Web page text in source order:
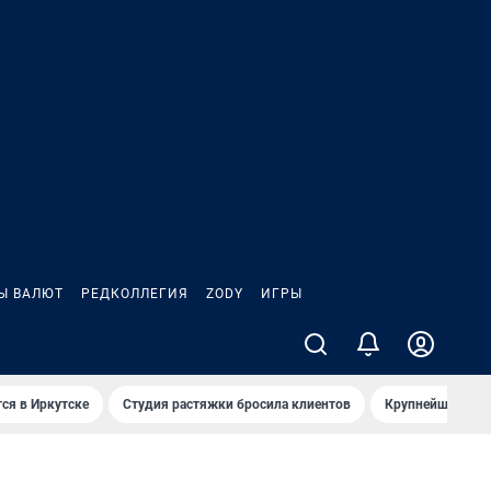
ВАЛЮТ РЕДКОЛЛЕГИЯ ZODY ИГРЫ
в Иркутске Студия растяжки бросила клиентов Крупнейшие